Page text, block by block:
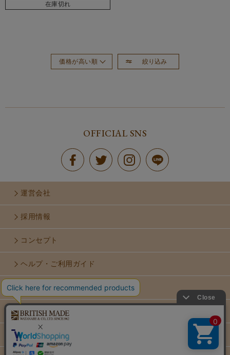
在庫切れ
絞り込み
価格が高い順
OFFICIAL SNS
運営会社
採用情報
コンセプト
ヘルプ・ご利用ガイド
お問い合せ
利用規約
個人情報保護方針